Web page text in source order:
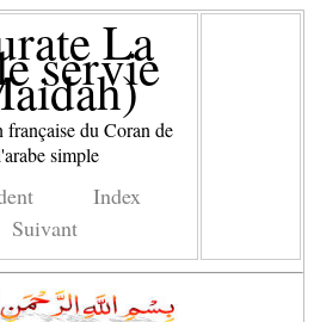
La
servie
française du Coran de
simple
Index
Suivant